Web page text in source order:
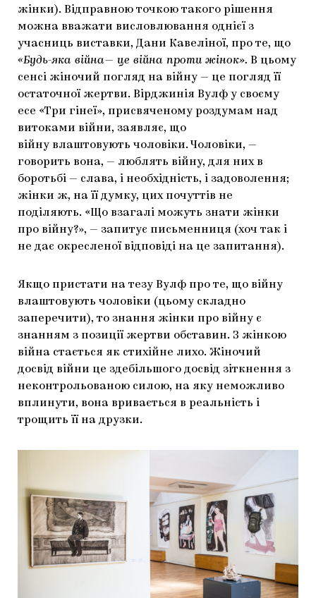
жінки). Відправною точкою такого рішення
можна вважати висловлювання однієї з
учасниць виставки, Дани Кавеліної, про те, що
«Будь-яка війна— це війна проти жінок». В цьому
сенсі жіночий погляд на війну — це погляд її
остаточної жертви. Вірджинія Вулф у своєму
есе «Три гінеї», присвяченому роздумам над
витоками війни, заявляє, що
війну влаштовують чоловіки. Чоловіки, —
говорить вона, — люблять війну, для них в
боротьбі — слава, і необхідність, і задоволення;
жінки ж, на її думку, цих почуттів не
поділяють. «Що взагалі можуть знати жінки
про війну?», — запитує письменниця (хоч так і
не дає окресленої відповіді на це запитання).
Якщо пристати на тезу Вулф про те, що війну
влаштовують чоловіки (цьому складно
заперечити), то знання жінки про війну є
знанням з позиції жертви обставин. З жінкою
війна стається як стихійне лихо. Жіночий
досвід війни це здебільшого досвід зіткнення з
неконтрольованою силою, на яку неможливо
вплинути, вона вривається в реальність і
трощить її на друзки.